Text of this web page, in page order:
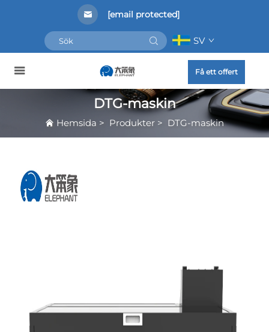
[email protected]
SV
Få ett offert
DTG-maskin
Hemsida > Produkter > DTG-maskin